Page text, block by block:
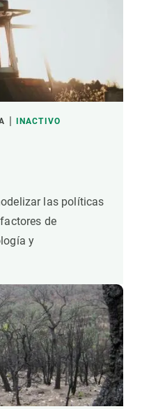
INACTIVO
las políticas
de
y